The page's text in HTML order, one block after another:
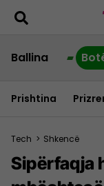
Ballina
Prishtina
Tech > Shkencë
Sipërfaqja